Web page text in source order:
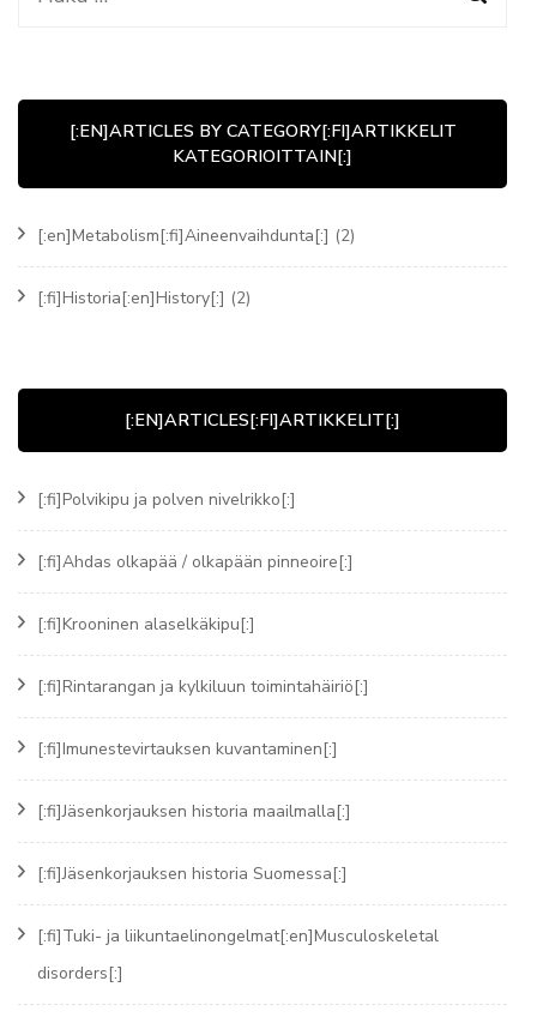
[:EN]ARTICLES BY CATEGORY[:FI]ARTIKKELIT
KATEGORIOITTAIN[:]
[:en]Metabolism[:fi]Aineenvaihdunta[:] (2)
[:fi]Historia[:en]History[:] (2)
[:EN]ARTICLES[:FI]ARTIKKELIT[:]
[:fi]Polvikipu ja polven nivelrikko[:]
[:fi]Ahdas olkapää / olkapään pinneoire[:]
[:fi]Krooninen alaselkäkipu[:]
[:fi]Rintarangan ja kylkiluun toimintahäiriö[:]
[:fi]Imunestevirtauksen kuvantaminen[:]
[:fi]Jäsenkorjauksen historia maailmalla[:]
[:fi]Jäsenkorjauksen historia Suomessa[:]
[:fi]Tuki- ja liikuntaelinongelmat[:en]Musculoskeletal
disorders[:]